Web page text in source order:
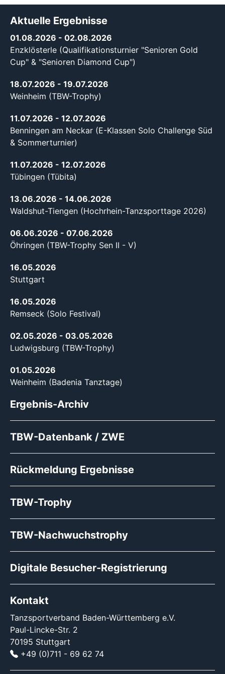
Aktuelle Ergebnisse
01.08.2026 - 02.08.2026
Enzklösterle (Qualifikationsturnier "Senioren Gold
Cup" & "Senioren Diamond Cup")
18.07.2026 - 19.07.2026
Weinheim (TBW-Trophy)
11.07.2026 - 12.07.2026
Benningen am Neckar (E-Klassen Solo Challenge Süd
& Sommerturnier)
11.07.2026 - 12.07.2026
Tübingen (Tübita)
13.06.2026 - 14.06.2026
Waldshut-Tiengen (Hochrhein-Tanzsporttage 2026)
06.06.2026 - 07.06.2026
Öhringen (TBW-Trophy Sen II - V)
16.05.2026
Stuttgart
16.05.2026
Remseck (Solo Festival)
02.05.2026 - 03.05.2026
Ludwigsburg (TBW-Trophy)
01.05.2026
Weinheim (Badenia Tanztage)
Ergebnis-Archiv
TBW-Datenbank / ZWE
Rückmeldung Ergebnisse
TBW-Trophy
TBW-Nachwuchstrophy
Digitale Besucher-Registrierung
Kontakt
Tanzsportverband Baden-Württemberg e.V.
Paul-Lincke-Str. 2
70195 Stuttgart
+49 (0)711 - 69 62 74